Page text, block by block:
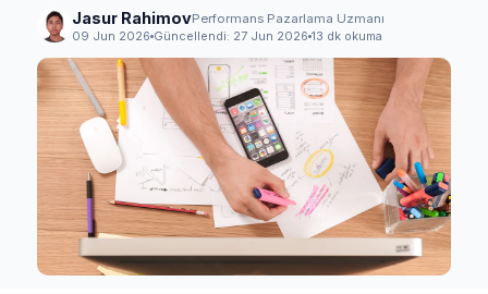
Jasur RahimovPerformans Pazarlama Uzmanı
09 Jun 2026 Güncellendi: 27 Jun 2026 13 dk okuma